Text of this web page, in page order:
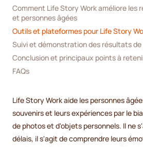
Comment Life Story Work améliore les
et personnes âgées
Outils et plateformes pour Life Story
Suivi et démonstration des résultats de
Conclusion et principaux points à
FAQs
Life Story Work aide les personnes
souvenirs et leurs expériences par le
de photos et d'objets personnels. Il ne
délais, il s'agit de comprendre leurs